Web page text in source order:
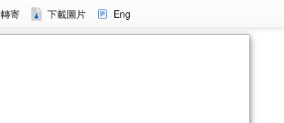
轉寄 下載圖片 Eng